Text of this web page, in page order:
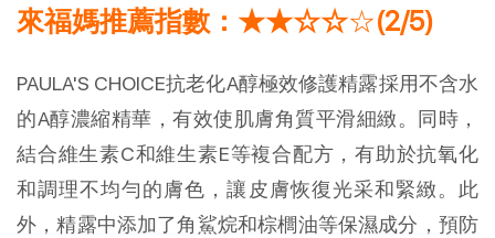
來福媽推薦指數：★★☆☆☆(2/5)
PAULA'S CHOICE抗老化A醇極效修護精露採用不含水
的A醇濃縮精華，有效使肌膚角質平滑細緻。同時，
結合維生素C和維生素E等複合配方，有助於抗氧化
和調理不均勻的膚色，讓皮膚恢復光采和緊緻。此
外，精露中添加了角鯊烷和棕櫚油等保濕成分，預防